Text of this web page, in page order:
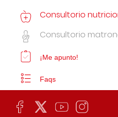
Consultorio
Consultorio
¡Me apunto!
Faqs